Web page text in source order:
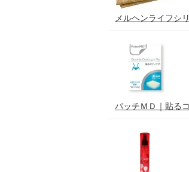
メルヘンライフシ
パッチＭＤ｜貼る